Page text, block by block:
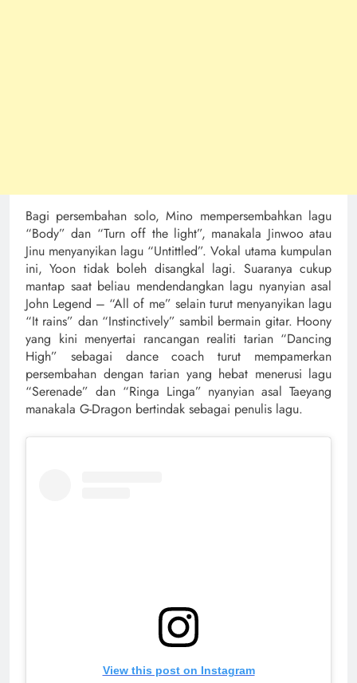
Bagi persembahan solo, Mino mempersembahkan lagu
“Body” dan “Turn off the light”, manakala Jinwoo atau
Jinu menyanyikan lagu “Untittled”. Vokal utama kumpulan
ini, Yoon tidak boleh disangkal lagi. Suaranya cukup
mantap saat beliau mendendangkan lagu nyanyian asal
John Legend – “All of me” selain turut menyanyikan lagu
“It rains” dan “Instinctively” sambil bermain gitar. Hoony
yang kini menyertai rancangan realiti tarian “Dancing
High” sebagai dance coach turut mempamerkan
persembahan dengan tarian yang hebat menerusi lagu
“Serenade” dan “Ringa Linga” nyanyian asal Taeyang
manakala G-Dragon bertindak sebagai penulis lagu.
View this post on Instagram